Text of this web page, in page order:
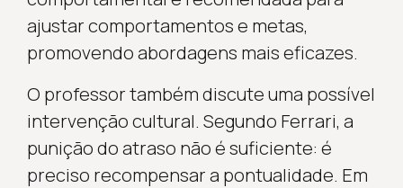
ajustar comportamentos e metas,
promovendo abordagens mais eficazes.
O professor também discute uma possível
intervenção cultural. Segundo Ferrari, a
punição do atraso não é suficiente: é
preciso recompensar a pontualidade. Em